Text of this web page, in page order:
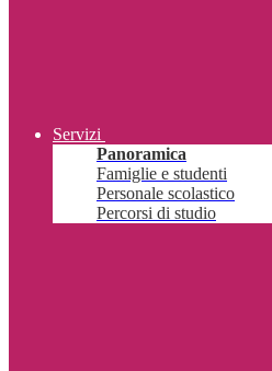
Servizi
Panoramica
Famiglie e studenti
Personale scolastico
Percorsi di studio